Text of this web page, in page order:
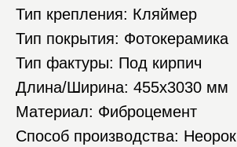
Тип крепления: Кляймер
Тип покрытия: Фотокерамика
Тип фактуры: Под кирпич
Длина/Ширина: 455х3030 мм
Материал: Фиброцемент
Способ производства: Неорок